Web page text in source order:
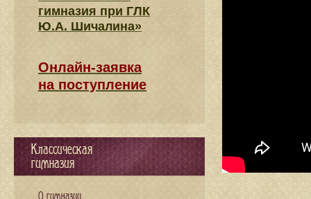
гимназия при ГЛК
Ю.А. Шичалина»
Онлайн-заявка
на поступление
Классическая
гимназия
О гимназии